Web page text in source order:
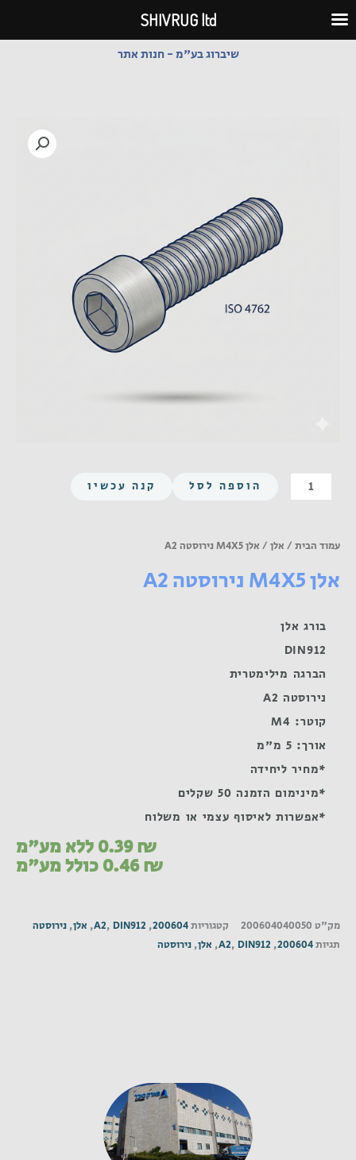
לתוכן
שיברוג בע"מ - חנות אתר
כמות
של
A2
הוספה לסל קנה עכשיו
עמוד הבית / אלן / אלן M4X5 נירוסטה A2
אלן M4X5 נירוסטה A2
בורג אלן
DIN912
הברגה מילימטרית
נירוסטה A2
קוטר: M4
אורך: 5 מ"מ
*מחיר ליחידה
*מינימום הזמנה 50 שקלים
*אפשרות לאיסוף עצמי או משלוח
0.39₪ ללא מע"מ
0.46₪ כולל מע"מ
מק"ט 200604040050 קטגוריות200604
,
A2, DIN912
, אלן, נירוסטה
תגיות200604
,
A2, DIN912
, אלן, נירוסטה
SHIVRUG ltd